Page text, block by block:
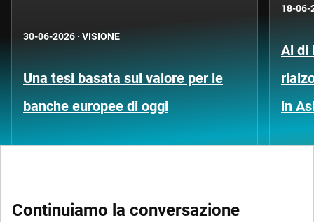
30-06-2026 · VISIONE
Una tesi basata sul valore per le
banche europee di oggi
18-06-
Al di
in
Continuiamo la conversazione